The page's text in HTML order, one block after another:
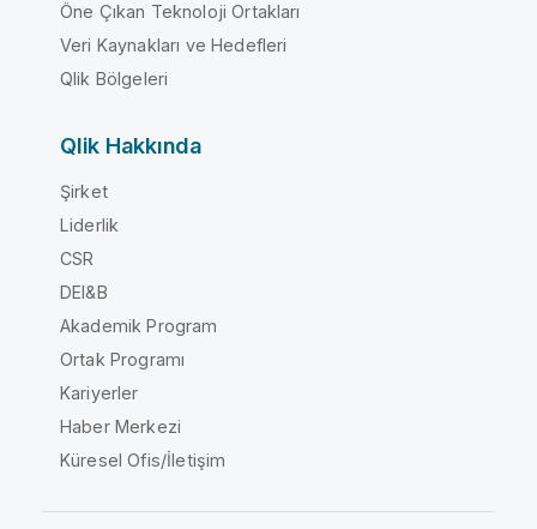
Öne Çıkan Teknoloji Ortakları
Veri Kaynakları ve Hedefleri
Qlik Bölgeleri
Qlik Hakkında
Şirket
Liderlik
CSR
DEI&B
Akademik Program
Ortak Programı
Kariyerler
Haber Merkezi
Küresel Ofis/İletişim